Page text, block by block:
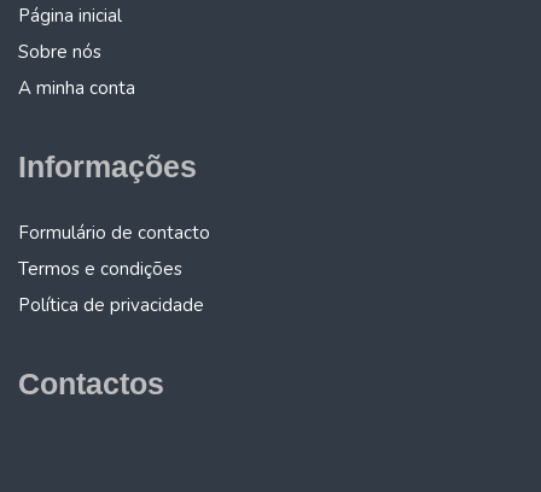
Página inicial
Sobre nós
A minha conta
Informações
Formulário de contacto
Termos e condições
Política de privacidade
Contactos